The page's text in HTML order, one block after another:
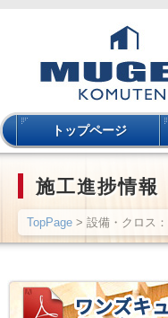
トップページ
施工進捗情報
TopPage > 設備・クロス